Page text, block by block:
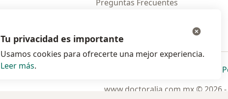
Preguntas Frecuentes
Polska se abre en una nueva
se abre en una nueva
se abre
www.doctoralia.com.mx © 2026
Tu privacidad es importante
Usamos cookies para ofrecerte una mejor experiencia.
Leer más.